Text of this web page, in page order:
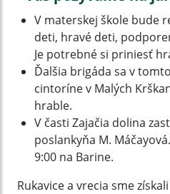
V materskej škole bude
deti, hravé deti,
Je potrebné si priniesť
Ďalšia brigáda sa v
cintoríne v Malých
hrable.
V časti Zajačia dolina
poslankyňa M.
9:00 na Barine.
Rukavice a vrecia sme